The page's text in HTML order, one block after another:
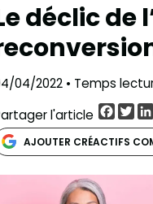
déclic
04/2022 • Temps
l'article
AJOUTER CRÉACTIFS